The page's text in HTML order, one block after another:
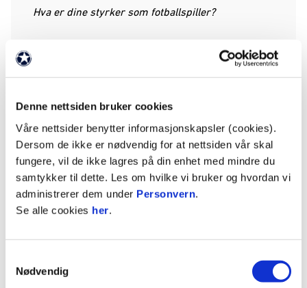
Denne nettsiden bruker cookies
Våre nettsider benytter informasjonskapsler (cookies).
Dersom de ikke er nødvendig for at nettsiden vår skal
fungere, vil de ikke lagres på din enhet med mindre du
samtykker til dette. Les om hvilke vi bruker og hvordan vi
administrerer dem under Personvern.
Se alle cookies her.
Nødvendig
Hva er dine styrker som fotballspiller?
venstrefot. Jeg er også en god duellspiller og leser
spillet godt, forteller Bredeli.
Hvordan ser du på muligheten til spill på Onsdag i
Cupen?
- Jeg er klar om jeg får sjansen. Min fysiske form
er god, men det er opp til Sandstø og Co til slutt,
sier Bredeli og legger ikke skjul på at han elsker å
trene på gress.
- Det er så deilig! Når jeg gikk på College
i USA trente vi kun på gress, og det er rett og slett
helt nydelig! Jeg elsker det, og dette gleder jeg